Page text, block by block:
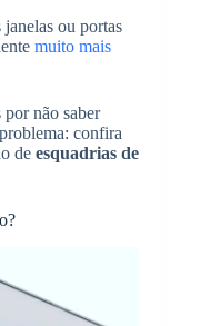
ou portas
muito mais
por não saber
confira
de esquadrias de